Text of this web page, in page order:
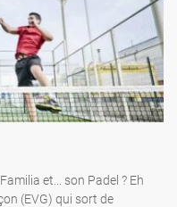
et... son Padel ? Eh
(EVG) qui sort de